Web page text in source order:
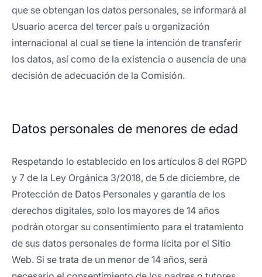
que se obtengan los datos personales, se informará al
Usuario acerca del tercer país u organización
internacional al cual se tiene la intención de transferir
los datos, así como de la existencia o ausencia de una
decisión de adecuación de la Comisión.
Datos personales de menores de edad
Respetando lo establecido en los artículos 8 del RGPD
y 7 de la Ley Orgánica 3/2018, de 5 de diciembre, de
Protección de Datos Personales y garantía de los
derechos digitales, solo los mayores de 14 años
podrán otorgar su consentimiento para el tratamiento
de sus datos personales de forma lícita por el Sitio
Web. Si se trata de un menor de 14 años, será